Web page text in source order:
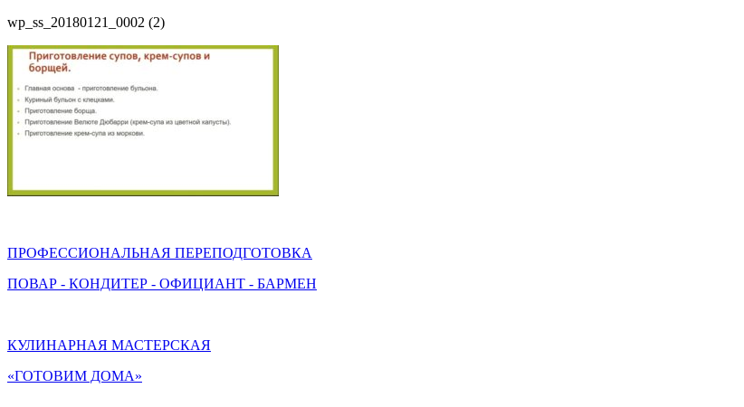
wp_ss_20180121_0002 (2)
ПРОФЕССИОНАЛЬНАЯ ПЕРЕПОДГОТОВКА
ПОВАР - КОНДИТЕР - ОФИЦИАНТ - БАРМЕН
КУЛИНАРНАЯ МАСТЕРСКАЯ
«ГОТОВИМ ДОМА»